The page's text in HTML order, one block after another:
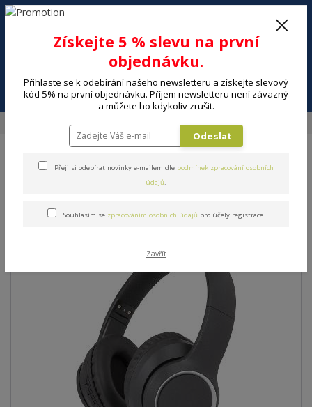
Menu
+420 602 494 600
Sluchátka SENCOR SEP 710BT
Získejte 5 % slevu na první
objednávku.
Přihlaste se k odebírání našeho newsletteru a získejte slevový
kód 5% na první objednávku. Příjem newsletteru není závazný
a můžete ho kdykoliv zrušit.
Odeslat
Přeji si odebírat novinky e-mailem dle podmínek zpracování osobních
údajů.
Souhlasím se zpracováním osobních údajů pro účely registrace.
Zavřít